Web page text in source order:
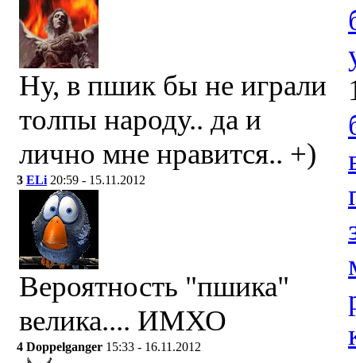
Ну, в пшик бы не играли
толпы народу.. да и
лично мне нравится.. +)
3 ELi 20:59 - 15.11.2012
Вероятность "пшика"
велика.... ИМХО
4 Doppelganger 15:33 - 16.11.2012